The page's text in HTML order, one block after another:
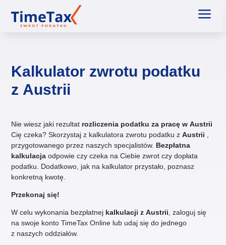
a
Kalkulator zwrotu podatku
z Austrii
Nie wiesz jaki rezultat rozliczenia podatku za pracę w Austrii
Cię czeka? Skorzystaj z kalkulatora zwrotu podatku zAustrii
przygotowanego przez naszych specjalistów. Bezpłatna
kalkulacja odpowie czy czeka na Ciebie zwrot czy dopłata
podatku. Dodatkowo, jak na kalkulator przystało, poznasz
konkretną kwotę.
Przekonaj się!
W celu wykonania bezpłatnej kalkulacji zAustrii , zaloguj się
na swoje konto TimeTax Online lub udaj się do jednego
z naszych oddziałów.